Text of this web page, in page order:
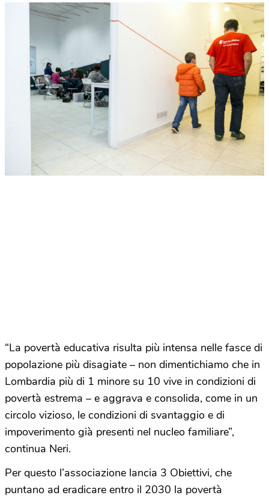
“La povertà educativa risulta più intensa nelle fasce di
popolazione più disagiate – non dimentichiamo che in
Lombardia più di 1 minore su 10 vive in condizioni di
povertà estrema – e aggrava e consolida, come in un
circolo vizioso, le condizioni di svantaggio e di
impoverimento già presenti nel nucleo familiare”,
continua Neri.
Per questo l’associazione lancia 3 Obiettivi, che
puntano ad eradicare entro il 2030 la povertà